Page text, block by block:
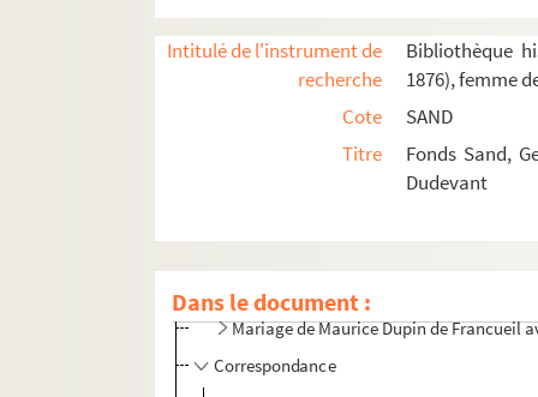
Intitulé de l'instrument de
recherche
Bibliothèque
1876), femme
Cote
SAND
Titre
Fonds Sand,
Dudevant
Dans le document :
Marie-Aurore de Saxe (1748-1821)
Claude Dupin (1686-1769)
Maurice-François Élisabeth Dupin de Francueil
4-SAND-P-200. Archives du ministère de
Mariage de Maurice Dupin de Francueil
Correspondance